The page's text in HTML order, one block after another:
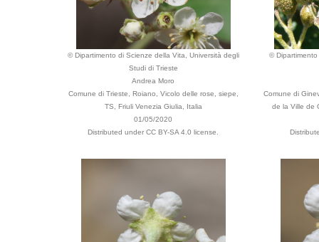
© Dipartimento di Scienze della Vita, Università degli
Studi di Trieste
Andrea Moro
Comune di Trieste, Roiano, Vicolo delle rose, siepe,
TS, Friuli Venezia Giulia, Italia
01/05/2020
Distributed under CC BY-SA 4.0 license.
©
Comune di
de la Ville de